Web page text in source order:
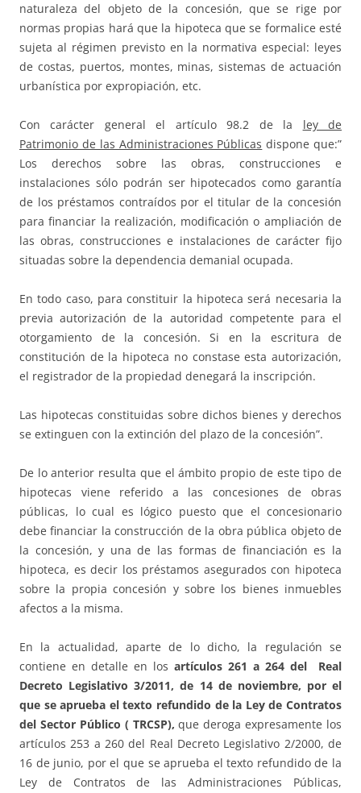
naturaleza del objeto de la concesión, que se rige por
normas propias hará que la hipoteca que se formalice esté
sujeta al régimen previsto en la normativa especial: leyes
de costas, puertos, montes, minas, sistemas de actuación
urbanística por expropiación, etc.
Con carácter general el artículo 98.2 de la ley de
Patrimonio de las Administraciones Públicas dispone que:”
Los derechos sobre las obras, construcciones e
instalaciones sólo podrán ser hipotecados como garantía
de los préstamos contraídos por el titular de la concesión
para financiar la realización, modificación o ampliación de
las obras, construcciones e instalaciones de carácter fijo
situadas sobre la dependencia demanial ocupada.
En todo caso, para constituir la hipoteca será necesaria la
previa autorización de la autoridad competente para el
otorgamiento de la concesión. Si en la escritura de
constitución de la hipoteca no constase esta autorización,
el registrador de la propiedad denegará la inscripción.
Las hipotecas constituidas sobre dichos bienes y derechos
se extinguen con la extinción del plazo de la concesión”.
De lo anterior resulta que el ámbito propio de este tipo de
hipotecas viene referido a las concesiones de obras
públicas, lo cual es lógico puesto que el concesionario
debe financiar la construcción de la obra pública objeto de
la concesión, y una de las formas de financiación es la
hipoteca, es decir los préstamos asegurados con hipoteca
sobre la propia concesión y sobre los bienes inmuebles
afectos a la misma.
En la actualidad, aparte de lo dicho, la regulación se
contiene en detalle en los artículos 261 a 264 del Real
Decreto Legislativo 3/2011, de 14 de noviembre, por el
que se aprueba el texto refundido de la Ley de Contratos
del Sector Público ( TRCSP),que deroga expresamente los
artículos 253 a 260 del Real Decreto Legislativo 2/2000, de
16 de junio, por el que se aprueba el texto refundido de la
Ley de Contratos de las Administraciones Públicas,